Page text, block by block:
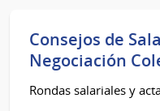
Consejos de
Negociación
Rondas salariales y